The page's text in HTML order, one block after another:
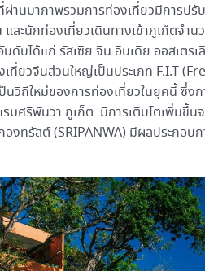
านมาภาพรวมการท่องเที่ยวมีการปรั
และนักท่องเที่ยวเดินทางเข้าภูเก็ตจำ
ดับได้แก่ รัสเซีย จีน อินเดีย ออสเตร
เที่ยวจีนส่วนใหญ่เป็นประเภท F.I.T
นวิถีใหม่ของการท่องเที่ยวในยุคนี้ ซึ่
รมศรีพันวา ภูเก็ต มีการเติบโตเพิ่มขึ้
องทรัสต์ (SRIPANWA) มีผลประกอบ